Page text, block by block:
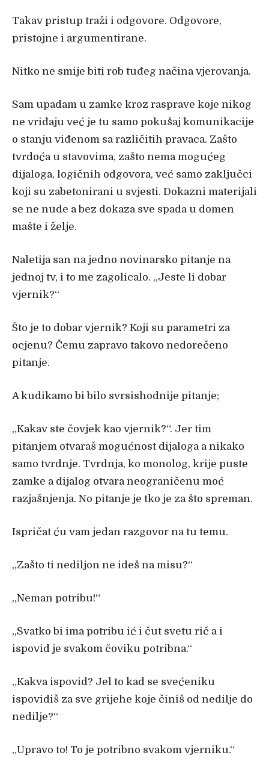
Takav pristup traži i odgovore. Odgovore,
pristojne i argumentirane.
Nitko ne smije biti rob tuđeg načina vjerovanja.
Sam upadam u zamke kroz rasprave koje nikog
ne vriđaju već je tu samo pokušaj komunikacije
o stanju viđenom sa različitih pravaca. Zašto
tvrdoća u stavovima, zašto nema mogućeg
dijaloga, logičnih odgovora, već samo zaključci
koji su zabetonirani u svjesti. Dokazni materijali
se ne nude a bez dokaza sve spada u domen
mašte i želje.
Naletija san na jedno novinarsko pitanje na
jednoj tv, i to me zagolicalo. „Jeste li dobar
vjernik?“
Što je to dobar vjernik? Koji su parametri za
ocjenu? Čemu zapravo takovo nedorečeno
pitanje.
A kudikamo bi bilo svrsishodnije pitanje;
„Kakav ste čovjek kao vjernik?“. Jer tim
pitanjem otvaraš mogućnost dijaloga a nikako
samo tvrdnje. Tvrdnja, ko monolog, krije puste
zamke a dijalog otvara neograničenu moć
razjašnjenja. No pitanje je tko je za što spreman.
Ispričat ću vam jedan razgovor na tu temu.
„Zašto ti nediljon ne ideš na misu?“
„Neman potribu!“
„Svatko bi ima potribu ić i čut svetu rič a i
ispovid je svakom čoviku potribna.“
„Kakva ispovid? Jel to kad se svećeniku
ispovidiš za sve grijehe koje činiš od nedilje do
nedilje?“
„Upravo to! To je potribno svakom vjerniku.“